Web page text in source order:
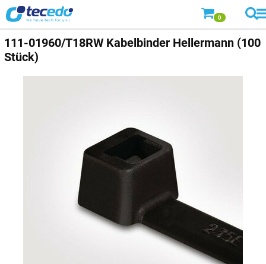
0
111-01960/T18RW Kabelbinder Hellermann (100
Stück)